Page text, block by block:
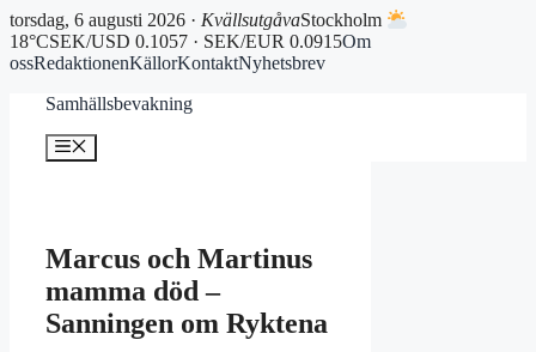
torsdag, 6 augusti 2026 · KvällsutgåvaStockholm
18°CSEK/USD 0.1057 · SEK/EUR 0.0915Om
ossRedaktionenKällorKontaktNyhetsbrev
Samhällsbevakning
Meny
Marcus och Martinus
mamma död –
Sanningen om Ryktena